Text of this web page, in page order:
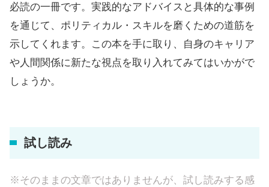
必読の一冊です。実践的なアドバイスと具体的な事例
を通じて、ポリティカル・スキルを磨くための道筋を
示してくれます。この本を手に取り、自身のキャリア
や人間関係に新たな視点を取り入れてみてはいかがで
しょうか。
試し読み
※そのままの文章ではありませんが、試し読みする感